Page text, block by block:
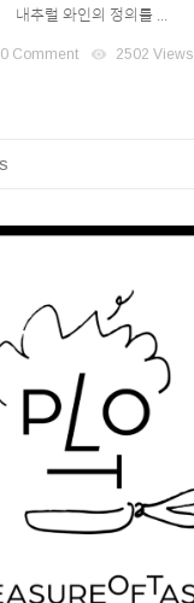
내추럴 와인의 정의를 ...
0 Comment visibility 2502 Views